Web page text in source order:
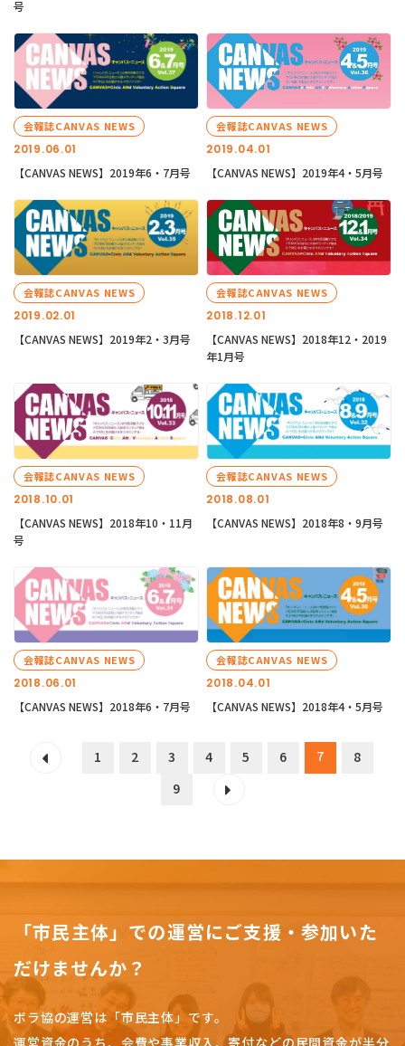
号
2019.06.01
会報誌CANVAS NEWS
【CANVAS NEWS】2019年6・7月号
2019.04.01
会報誌CANVAS NEWS
【CANVAS NEWS】2019年4・5月号
2019.02.01
会報誌CANVAS NEWS
【CANVAS NEWS】2019年2・3月号
2018.12.01
会報誌CANVAS NEWS
【CANVAS NEWS】2018年12・2019
年1月号
2018.10.01
会報誌CANVAS NEWS
【CANVAS NEWS】2018年10・11月
号
2018.08.01
会報誌CANVAS NEWS
【CANVAS NEWS】2018年8・9月号
2018.06.01
会報誌CANVAS NEWS
【CANVAS NEWS】2018年6・7月号
2018.04.01
会報誌CANVAS NEWS
【CANVAS NEWS】2018年4・5月号
1 2 3 4 5 6 7
8
9
「市民主体」での運営にご支援・参加いた
だけませんか？
ボラ協の運営は「市民主体」です。
運営資金のうち、会費や事業収入、寄付などの民間資金が半分